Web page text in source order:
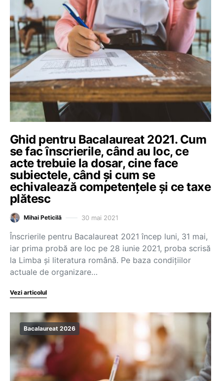
Ghid pentru Bacalaureat 2021. Cum
se fac înscrierile, când au loc, ce
acte trebuie la dosar, cine face
subiectele, când și cum se
echivalează competențele și ce taxe
plătesc
Mihai Peticilă 30 mai 2021
Înscrierile pentru Bacalaureat 2021 încep luni, 31 mai,
iar prima probă are loc pe 28 iunie 2021, proba scrisă
la Limba și literatura română. Pe baza condițiilor
actuale de organizare…
Vezi articolul
Bacalaureat 2026